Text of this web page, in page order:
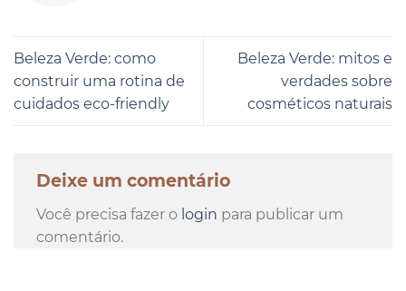
Beleza Verde: como
construir uma rotina de
cuidados eco-friendly
Beleza Verde: mitos e
verdades sobre
cosméticos naturais
Deixe um comentário
Você precisa fazer o login para publicar um
comentário.